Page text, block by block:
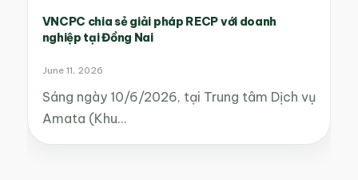
VNCPC chia sẻ giải pháp RECP với doanh
nghiệp tại Đồng Nai
June 11, 2026
Sáng ngày 10/6/2026, tại Trung tâm Dịch vụ
Amata (Khu…